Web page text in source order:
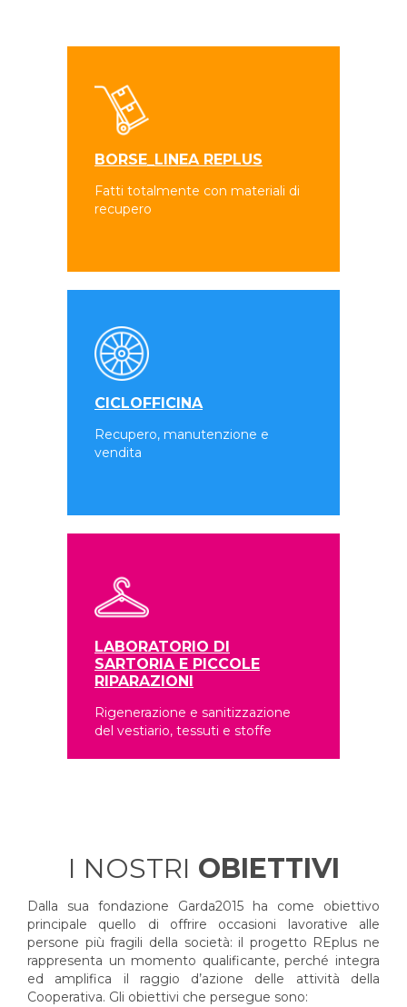
BORSE_LINEA REPLUS
Fatti totalmente con materiali di
recupero
CICLOFFICINA
Recupero, manutenzione e
vendita
LABORATORIO DI
SARTORIA E PICCOLE
RIPARAZIONI
Rigenerazione e sanitizzazione
del vestiario, tessuti e stoffe
I NOSTRI OBIETTIVI
Dalla sua fondazione Garda2015 ha come obiettivo
principale quello di offrire occasioni lavorative alle
persone più fragili della società: il progetto REplus ne
rappresenta un momento qualificante, perché integra
ed amplifica il raggio d’azione delle attività della
Cooperativa. Gli obiettivi che persegue sono: